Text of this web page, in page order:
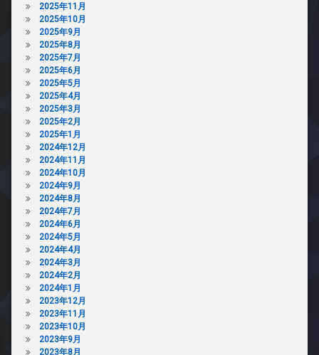
2025年11月
2025年10月
2025年9月
2025年8月
2025年7月
2025年6月
2025年5月
2025年4月
2025年3月
2025年2月
2025年1月
2024年12月
2024年11月
2024年10月
2024年9月
2024年8月
2024年7月
2024年6月
2024年5月
2024年4月
2024年3月
2024年2月
2024年1月
2023年12月
2023年11月
2023年10月
2023年9月
2023年8月